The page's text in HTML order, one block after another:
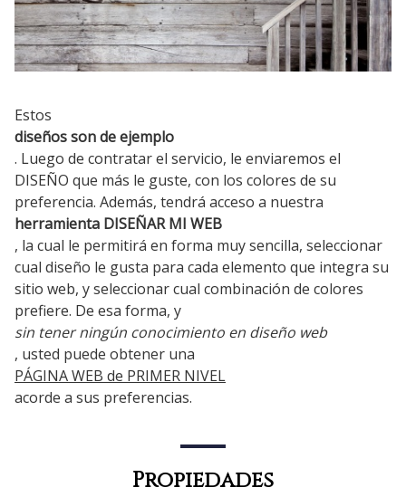
Estos
diseños son de ejemplo
. Luego de contratar el servicio, le enviaremos el
DISEÑO que más le guste, con los colores de su
preferencia. Además, tendrá acceso a nuestra
herramienta DISEÑAR MI WEB
, la cual le permitirá en forma muy sencilla, seleccionar
cual diseño le gusta para cada elemento que integra su
sitio web, y seleccionar cual combinación de colores
prefiere. De esa forma, y
sin tener ningún conocimiento en diseño web
, usted puede obtener una
PÁGINA WEB de PRIMER NIVEL
acorde a sus preferencias.
Propiedades